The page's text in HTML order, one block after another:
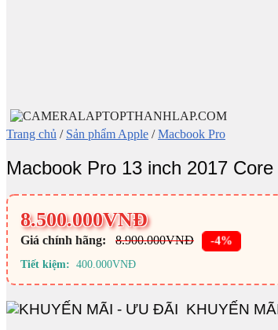
Trang chủ / Sản phẩm Apple / Macbook Pro
Macbook Pro 13 inch 2017
8.500.000VNĐ
Giá chính hãng: 8.900.000VNĐ -4%
Tiết kiệm: 400.000VNĐ
KHUYẾN